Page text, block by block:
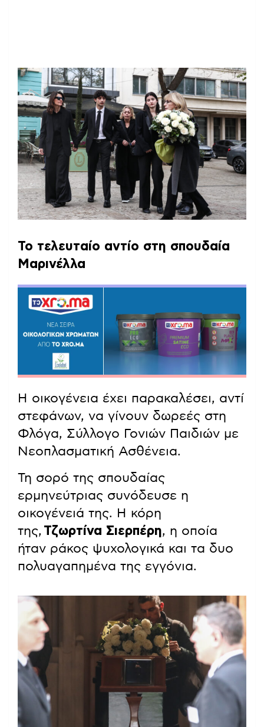
Το τελευταίο αντίο στη σπουδαία
Μαρινέλλα
Η οικογένεια έχει παρακαλέσει, αντί
στεφάνων, να γίνουν δωρεές στη
Φλόγα, Σύλλογο Γονιών Παιδιών με
Νεοπλασματική Ασθένεια.
Τη σορό της σπουδαίας
ερμηνεύτριας συνόδευσε η
οικογένειά της. Η κόρη
της, Τζωρτίνα Σιερπέρη, η οποία
ήταν ράκος ψυχολογικά και τα δυο
πολυαγαπημένα της εγγόνια.